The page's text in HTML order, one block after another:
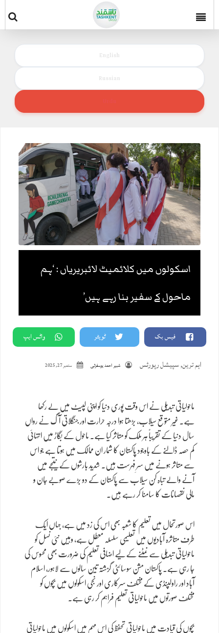
اسکولوں میں کلائمیٹ لائبریریاں : ‘ہم
ماحول کے سفیر بنا رہے ہیں’
فیس بک ٹویٹر واٹس ایپ
اہم ترین,سپیشل رپورٹس شبیر احمد یوسفزئی ستمبر 27, 2025
ماحولیاتی تبدیلی نے اس وقت پوری دنیا کو اپنی لپیٹ میں لے رکھا
ہے۔ غیر متوقع سیلاب، بڑھتا ہوا درجہ حرارت اور جنگلاتی آگ نے رواں
سال دنیا کے تقریباً ہر ملک کو متاثر کیا ہے۔ ماحول کے بگاڑ میں انتہائی
کم حصہ ڈالنے کے باوجود پاکستان کا شمار ان ممالک میں ہوتا ہے جو اس
سے متاثر ہونے میں سرِ فہرست ہیں۔ شدید بارشوں کے نتیجے میں
آنے والے تباہ کن سیلاب سے پاکستان کے دو بڑے صوبے جان و
مالی نقصانات کا سامنا کر رہے ہیں۔
اس صورتحال میں تعلیم کا شعبہ بھی اس کی زد میں ہے، جہاں ایک
طرف متاثرہ آبادیوں میں تعلیمی سلسلہ معطل ہے، وہیں نئی نسل کو
ماحولیاتی تبدیلی سے نمٹنے کے لیے اضافی تعلیم کی ضرورت بھی محسوس کی
جا رہی ہے۔ پاکستان مشن سوسائٹی گزشتہ تین سالوں سے لاہور، اسلام
آباد اور راولپنڈی کے مختلف سرکاری اور نجی اسکولوں میں بچوں کو
مختلف صورتوں میں ماحولیاتی تعلیم فراہم کر رہی ہے۔
بچوں کی قیادت میں ماحولیاتی تحفظ کی اس مہم میں اسکولوں میں ماحولیاتی